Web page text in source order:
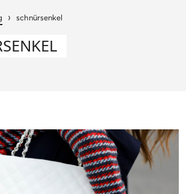
› schnürsenkel